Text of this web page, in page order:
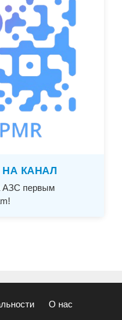
КАНАЛ
АЗС первым
О нас